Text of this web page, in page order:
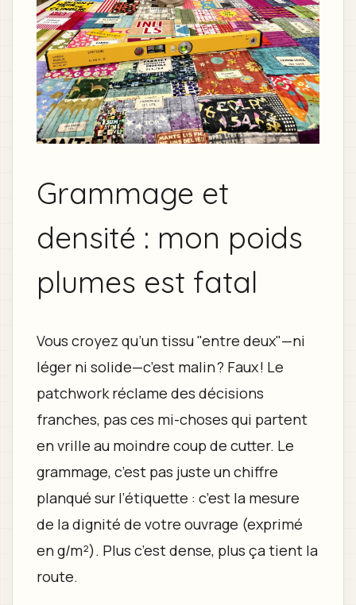
Grammage et
densité : mon poids
plumes est fatal
Vous croyez qu’un tissu "entre deux"—ni
léger ni solide—c’est malin ? Faux ! Le
patchwork réclame des décisions
franches, pas ces mi-choses qui partent
en vrille au moindre coup de cutter. Le
grammage, c’est pas juste un chiffre
planqué sur l’étiquette : c’est la mesure
de la dignité de votre ouvrage (exprimé
en g/m²). Plus c’est dense, plus ça tient la
route.